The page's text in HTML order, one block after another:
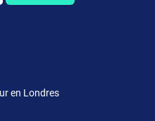
en Londres